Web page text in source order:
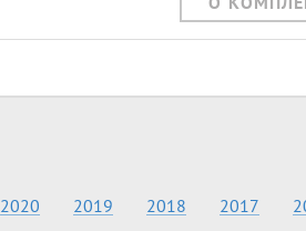
2020 2019 2018 2017